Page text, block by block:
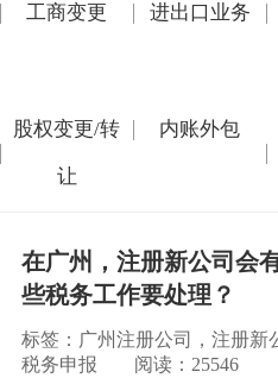
工商变更 进出口业务
股权变更/转
让
内账外包
在广州，注册新公司会
些税务工作要处理？
标签：广州注册公司，注册新
税务申报
阅读：25546